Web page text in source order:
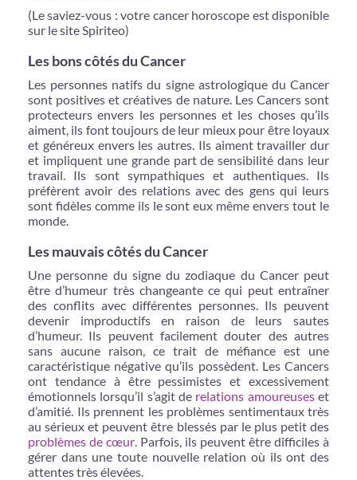
(Le saviez-vous : votre cancer horoscope est disponible
sur le site Spiriteo)
Les bons côtés du Cancer
Les personnes natifs du signe astrologique du Cancer
sont positives et créatives de nature. Les Cancers sont
protecteurs envers les personnes et les choses qu’ils
aiment, ils font toujours de leur mieux pour être loyaux
et généreux envers les autres. Ils aiment travailler dur
et impliquent une grande part de sensibilité dans leur
travail. Ils sont sympathiques et authentiques. Ils
préfèrent avoir des relations avec des gens qui leurs
sont fidèles comme ils le sont eux même envers tout le
monde.
Les mauvais côtés du Cancer
Une personne du signe du zodiaque du Cancer peut
être d’humeur très changeante ce qui peut entraîner
des conflits avec différentes personnes. Ils peuvent
devenir improductifs en raison de leurs sautes
d’humeur. Ils peuvent facilement douter des autres
sans aucune raison, ce trait de méfiance est une
caractéristique négative qu’ils possèdent. Les Cancers
ont tendance à être pessimistes et excessivement
émotionnels lorsqu’il s’agit de relations amoureuseset
d’amitié. Ils prennent les problèmes sentimentaux très
au sérieux et peuvent être blessés par le plus petit des
problèmes de cœur. Parfois, ils peuvent être difficiles à
gérer dans une toute nouvelle relation où ils ont des
attentes très élevées.